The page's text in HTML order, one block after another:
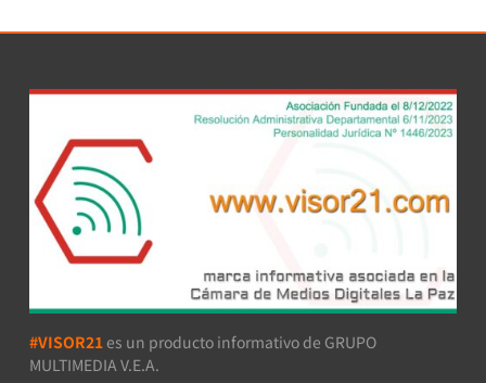
#VISOR21 es un producto informativo de GRUPO
MULTIMEDIA V.E.A.